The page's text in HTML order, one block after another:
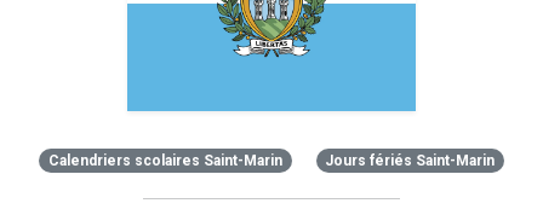
Calendriers scolaires Saint-Marin Jours fériés Saint-Marin